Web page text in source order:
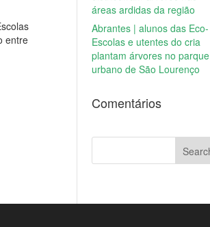
entre
áreas ardidas da região
Abrantes | alunos das Eco-
Escolas e utentes do cria
plantam árvores no parque
urbano de São Lourenço
Comentários